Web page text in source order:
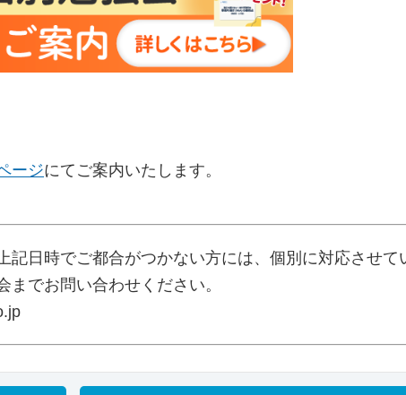
ージにてご案内いたします。
記日時でご都合がつかない方には、個別に対応させて
でお問い合わせください。